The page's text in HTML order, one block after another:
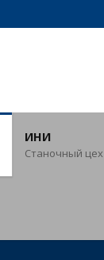
ИНИ
Станочный цех